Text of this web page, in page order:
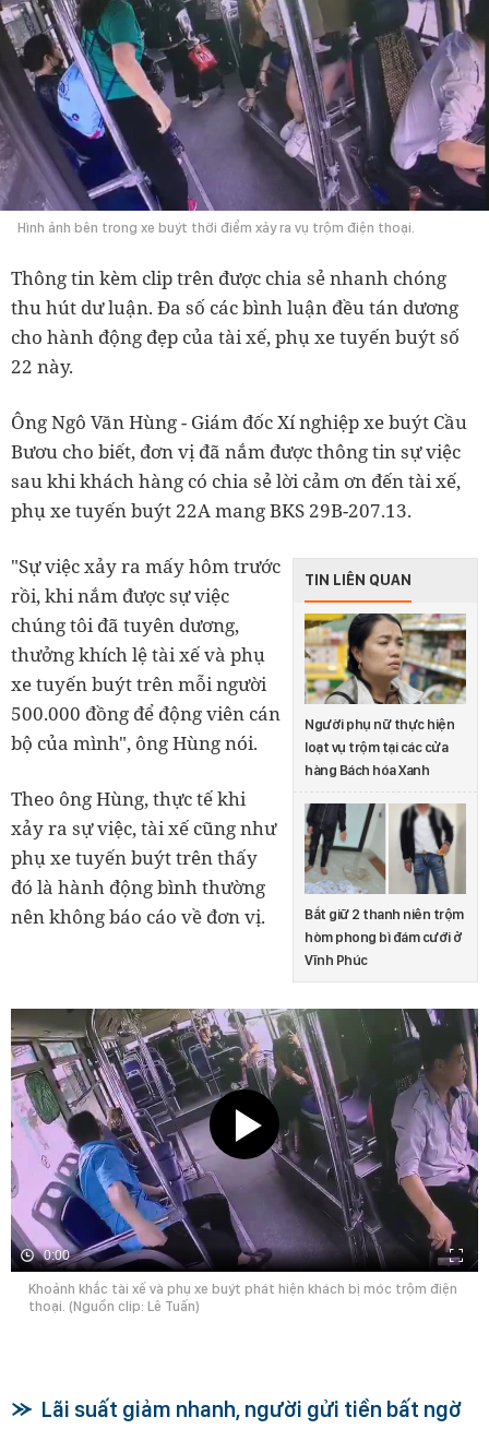
Hình ảnh bên trong xe buýt thời điểm xảy ra vụ trộm điện thoại.
Thông tin kèm clip trên được chia sẻ nhanh chóng
thu hút dư luận. Đa số các bình luận đều tán dương
cho hành động đẹp của tài xế, phụ xe tuyến buýt số
22 này.
Ông Ngô Văn Hùng - Giám đốc Xí nghiệp xe buýt Cầu
Bươu cho biết, đơn vị đã nắm được thông tin sự việc
sau khi khách hàng có chia sẻ lời cảm ơn đến tài xế,
phụ xe tuyến buýt 22A mang BKS 29B-207.13.
TIN LIÊN QUAN
Người phụ nữ thực hiện
loạt vụ trộm tại các cửa
hàng Bách hóa Xanh
Bắt giữ 2 thanh niên trộm
hòm phong bì đám cưới ở
Vĩnh Phúc
"Sự việc xảy ra mấy hôm trước
rồi, khi nắm được sự việc
chúng tôi đã tuyên dương,
thưởng khích lệ tài xế và phụ
xe tuyến buýt trên mỗi người
500.000 đồng để động viên cán
bộ của mình", ông Hùng nói.
Theo ông Hùng, thực tế khi
xảy ra sự việc, tài xế cũng như
phụ xe tuyến buýt trên thấy
đó là hành động bình thường
nên không báo cáo về đơn vị.
0:00
Khoảnh khắc tài xế và phụ xe buýt phát hiện khách bị móc trộm điện
thoại. (Nguồn clip: Lê Tuấn)
Lãi suất giảm nhanh, người gửi tiền bất ngờ